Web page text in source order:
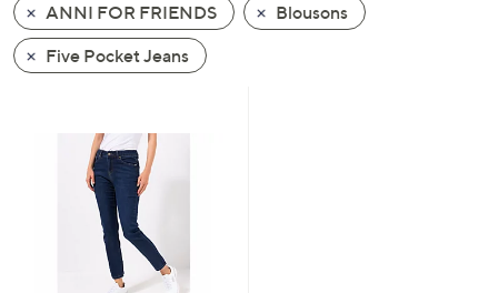
wischen
Sie
auf
ANNI FOR FRIENDS
Blousons
Five Pocket Jeans